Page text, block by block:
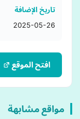
تاريخ الإضافة
2025-05-26
افتح الموقع
مواقع مشابهة